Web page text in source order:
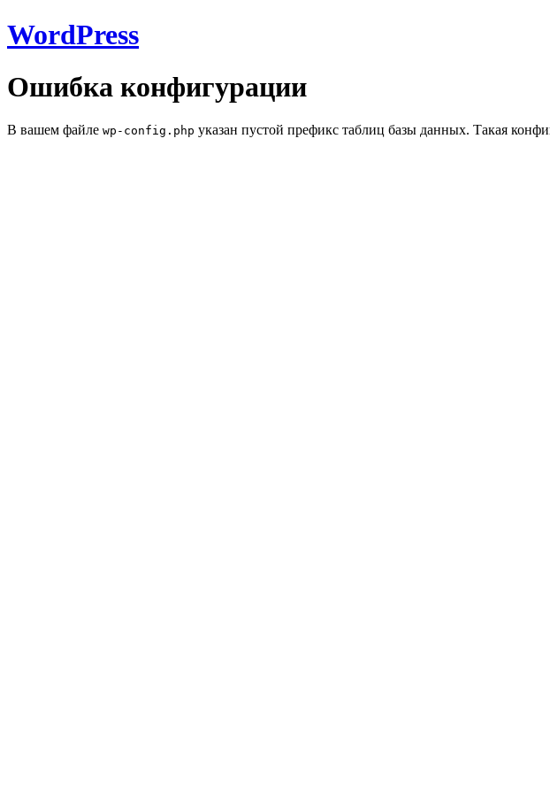
WordPress
Ошибка конфигурации
В вашем файле wp-config.php указан пустой префикс таблиц базы данных. Такая